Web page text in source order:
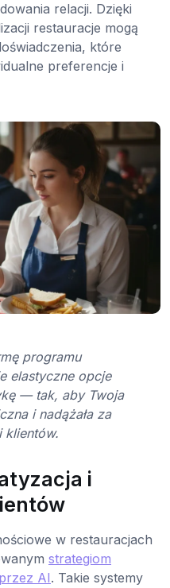
relacji. Dzięki
restauracje mogą
które
preferencje i
programu
elastyczne opcje
— tak, aby Twoja
i nadążała za
klientów.
i
w restauracjach
strategiom
AI. Takie systemy